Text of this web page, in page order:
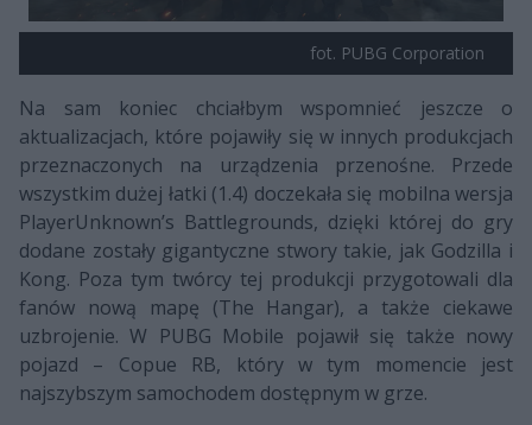
fot. PUBG Corporation
Na sam koniec chciałbym wspomnieć jeszcze o
aktualizacjach, które pojawiły się w innych produkcjach
przeznaczonych na urządzenia przenośne. Przede
wszystkim dużej łatki (1.4) doczekała się mobilna wersja
PlayerUnknown’s Battlegrounds, dzięki której do gry
dodane zostały gigantyczne stwory takie, jak Godzilla i
Kong. Poza tym twórcy tej produkcji przygotowali dla
fanów nową mapę (The Hangar), a także ciekawe
uzbrojenie. W PUBG Mobile pojawił się także nowy
pojazd – Copue RB, który w tym momencie jest
najszybszym samochodem dostępnym w grze.